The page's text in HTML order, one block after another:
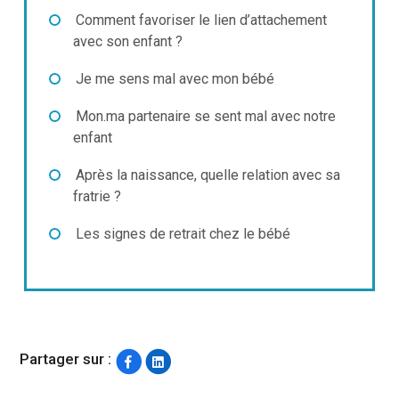
Comment favoriser le lien d’attachement
avec son enfant ?
Je me sens mal avec mon bébé
Mon.ma partenaire se sent mal avec notre
enfant
Après la naissance, quelle relation avec sa
fratrie ?
Les signes de retrait chez le bébé
Partager sur :